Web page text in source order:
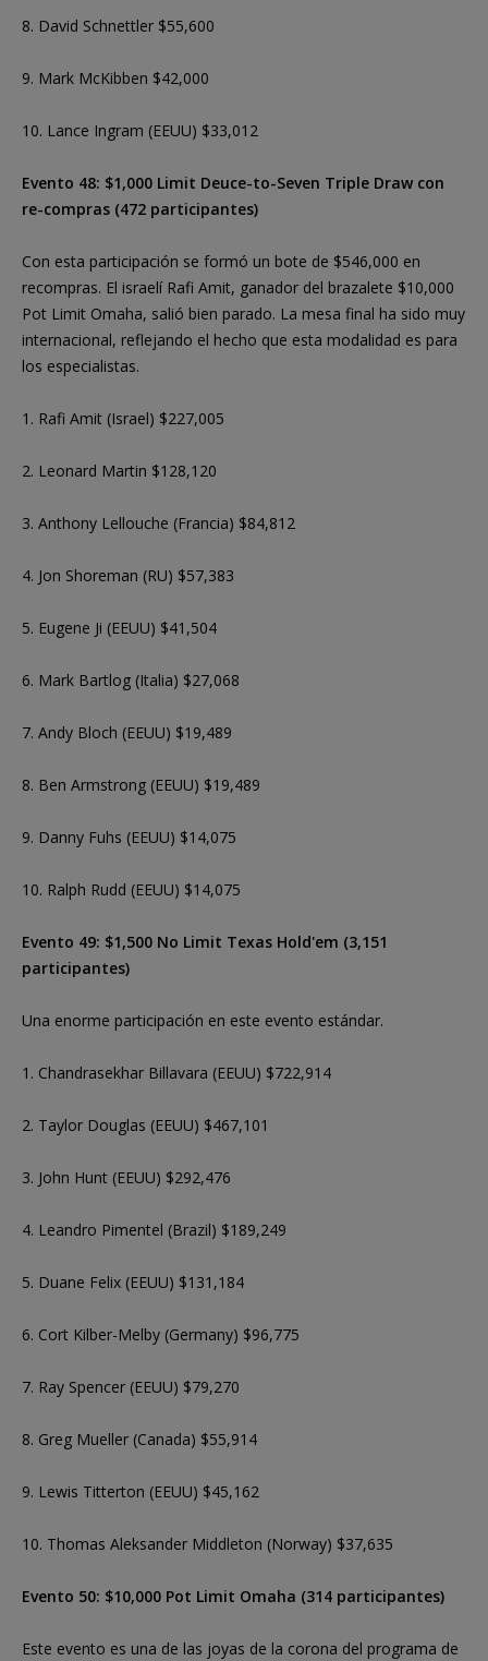
8. David Schnettler $55,600
9. Mark McKibben $42,000
10. Lance Ingram (EEUU) $33,012
Evento 48: $1,000 Limit Deuce-to-Seven Triple Draw con
re-compras (472 participantes)
Con esta participación se formó un bote de $546,000 en
recompras. El israelí Rafi Amit, ganador del brazalete $10,000
Pot Limit Omaha, salió bien parado. La mesa final ha sido muy
internacional, reflejando el hecho que esta modalidad es para
los especialistas.
1. Rafi Amit (Israel) $227,005
2. Leonard Martin $128,120
3. Anthony Lellouche (Francia) $84,812
4. Jon Shoreman (RU) $57,383
5. Eugene Ji (EEUU) $41,504
6. Mark Bartlog (Italia) $27,068
7. Andy Bloch (EEUU) $19,489
8. Ben Armstrong (EEUU) $19,489
9. Danny Fuhs (EEUU) $14,075
10. Ralph Rudd (EEUU) $14,075
Evento 49: $1,500 No Limit Texas Hold'em (3,151
participantes)
Una enorme participación en este evento estándar.
1. Chandrasekhar Billavara (EEUU) $722,914
2. Taylor Douglas (EEUU) $467,101
3. John Hunt (EEUU) $292,476
4. Leandro Pimentel (Brazil) $189,249
5. Duane Felix (EEUU) $131,184
6. Cort Kilber-Melby (Germany) $96,775
7. Ray Spencer (EEUU) $79,270
8. Greg Mueller (Canada) $55,914
9. Lewis Titterton (EEUU) $45,162
10. Thomas Aleksander Middleton (Norway) $37,635
Evento 50: $10,000 Pot Limit Omaha (314 participantes)
Este evento es una de las joyas de la corona del programa de